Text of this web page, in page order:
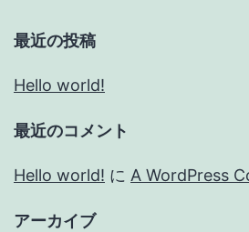
最近の投稿
Hello world!
最近のコメント
Hello world! に A WordPress
アーカイブ